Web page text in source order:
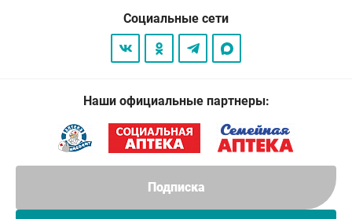
Подписка
Социальные сети
Наши официальные партнеры: